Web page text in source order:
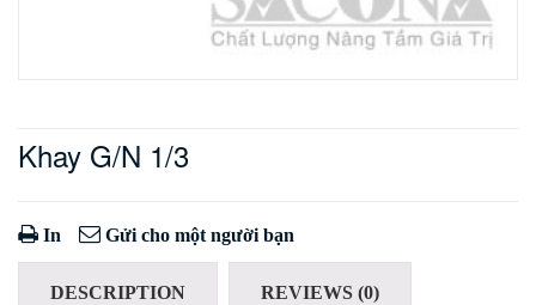
Khay G/N 1/3
In Gửi cho một người bạn
DESCRIPTION REVIEWS (0)